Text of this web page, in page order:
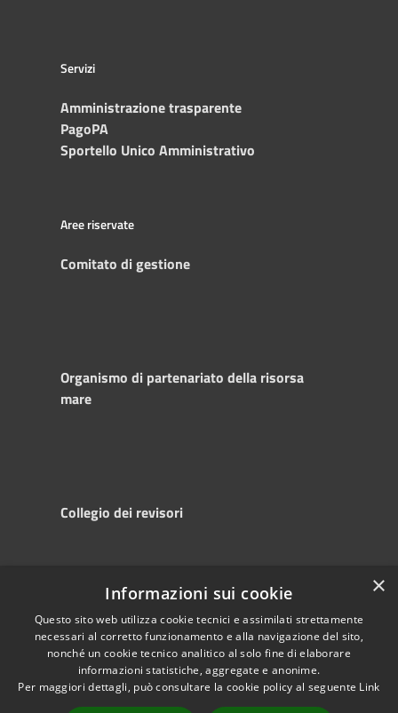
Servizi
Amministrazione trasparente
PagoPA
Sportello Unico Amministrativo
Aree riservate
Comitato di gestione
Organismo di partenariato della risorsa
mare
Collegio dei revisori
Accessibility
Privacy
Cookie
Sitemap
Copyright © 2025
Autorità di
Sistema Portuale
del Mare Adriatico
Centrale
Powered by
×
Informazioni sui cookie
Questo sito web utilizza cookie tecnici e assimilati strettamente
necessari al corretto funzionamento e alla navigazione del sito,
nonché un cookie tecnico analitico al solo fine di elaborare
informazioni statistiche, aggregate e anonime.
Per maggiori dettagli, può consultare la cookie policy al seguente Link